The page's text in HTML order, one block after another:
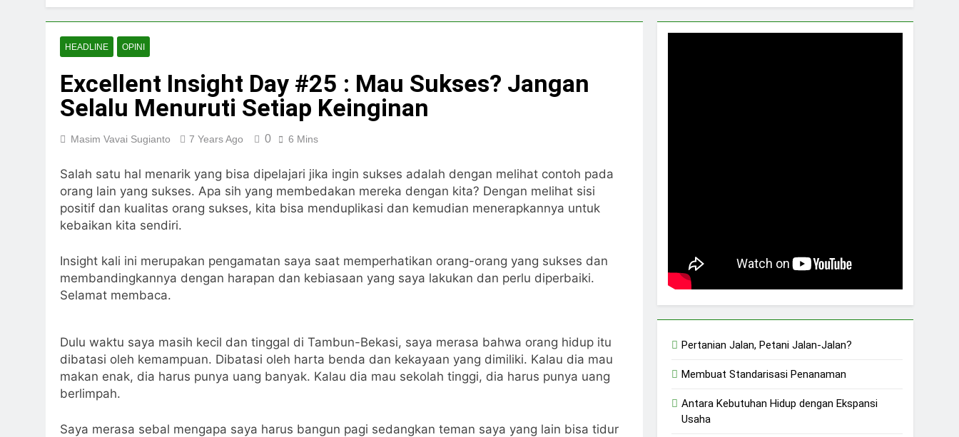
HEADLINE OPINI
Excellent Insight Day #25 : Mau Sukses? Jangan
Selalu Menuruti Setiap Keinginan
Masim Vavai Sugianto 7 Years Ago 0 6 Mins
Salah satu hal menarik yang bisa dipelajari jika ingin sukses adalah dengan melihat contoh pada
orang lain yang sukses. Apa sih yang membedakan mereka dengan kita? Dengan melihat sisi
positif dan kualitas orang sukses, kita bisa menduplikasi dan kemudian menerapkannya untuk
kebaikan kita sendiri.
Insight kali ini merupakan pengamatan saya saat memperhatikan orang-orang yang sukses dan
membandingkannya dengan harapan dan kebiasaan yang saya lakukan dan perlu diperbaiki.
Selamat membaca.
Dulu waktu saya masih kecil dan tinggal di Tambun-Bekasi, saya merasa bahwa orang hidup itu
dibatasi oleh kemampuan. Dibatasi oleh harta benda dan kekayaan yang dimiliki. Kalau dia mau
makan enak, dia harus punya uang banyak. Kalau dia mau sekolah tinggi, dia harus punya uang
berlimpah.
Saya merasa sebal mengapa saya harus bangun pagi sedangkan teman saya yang lain bisa tidur
Pertanian Jalan, Petani Jalan-Jalan?
Membuat Standarisasi Penanaman
Antara Kebutuhan Hidup dengan Ekspansi
Usaha